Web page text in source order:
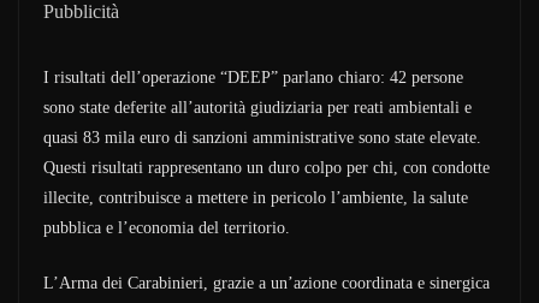
Pubblicità
I risultati dell’operazione “DEEP” parlano chiaro: 42 persone
sono state deferite all’autorità giudiziaria per reati ambientali e
quasi 83 mila euro di sanzioni amministrative sono state elevate.
Questi risultati rappresentano un duro colpo per chi, con condotte
illecite, contribuisce a mettere in pericolo l’ambiente, la salute
pubblica e l’economia del territorio.
L’Arma dei Carabinieri, grazie a un’azione coordinata e sinergica